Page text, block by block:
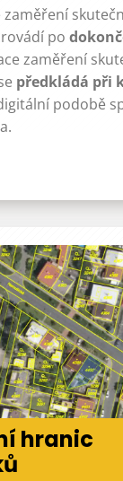
zaměření
po
zaměření
předkládá při
podobě
hranic